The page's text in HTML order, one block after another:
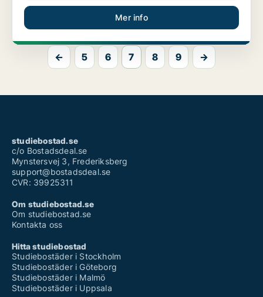
Mer info
← 5 6 7 8 9 →
studiebostad.se
c/o Bostadsdeal.se
Mynstersvej 3, Frederiksberg
support@bostadsdeal.se
CVR: 39925311
Om studiebostad.se
Om studiebostad.se
Kontakta oss
Hitta studiebostad
Studiebostäder i Stockholm
Studiebostäder i Göteborg
Studiebostäder i Malmö
Studiebostäder i Uppsala